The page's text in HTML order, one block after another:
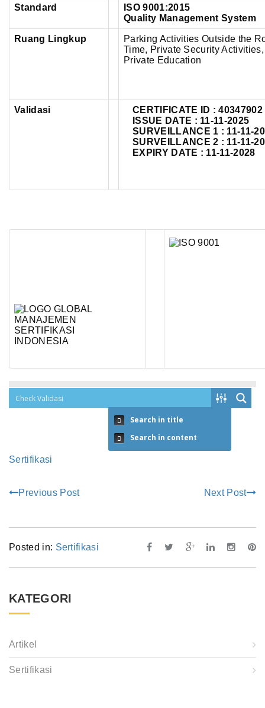
Standard
ISO 9001:2015
Quality Management System
Ruang Lingkup
Parking Activities Outside the
Time, Private Security
Private Education
Validasi
CERTIFICATE ID : 40347902
ISSUE DATE : 11-11-2025
SURVEILLANCE 1 : 11-11-
SURVEILLANCE 2 : 11-11-
EXPIRY DATE : 11-11-2028
Sertifikasi
Previous Post Next Post
Posted in: Sertifikasi
KATEGORI
Artikel
Sertifikasi
Search in title
Search in content